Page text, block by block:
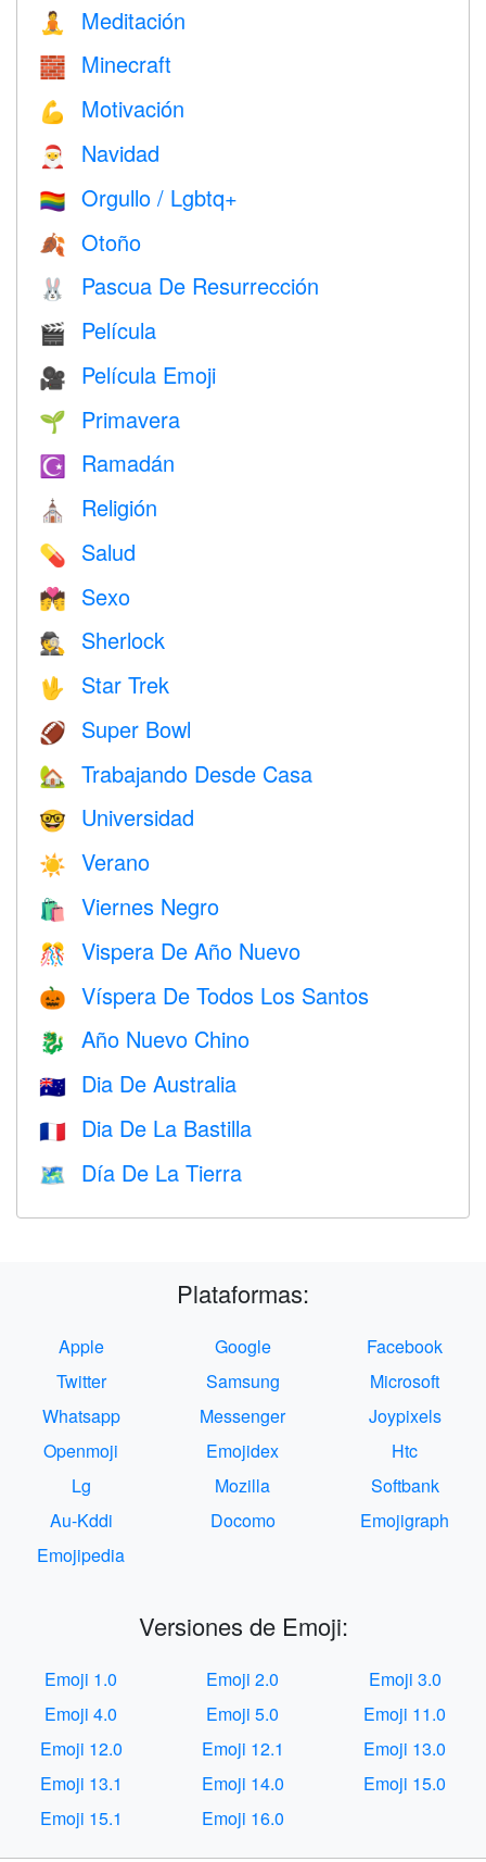
🧘 Meditación
🧱 Minecraft
💪 Motivación
🎅 Navidad
🏳️‍🌈 Orgullo / Lgbtq+
🍂 Otoño
🐰 Pascua De Resurrección
🎬 Película
🎥 Película Emoji
🌱 Primavera
☪️ Ramadán
⛪️ Religión
💊 Salud
💏 Sexo
🕵️ Sherlock
🖖 Star Trek
🏈 Super Bowl
🏡 Trabajando Desde Casa
🤓 Universidad
☀️ Verano
🛍 Viernes Negro
🎊 Vispera De Año Nuevo
🎃 Víspera De Todos Los Santos
🐉 Año Nuevo Chino
🇦🇺 Dia De Australia
🇫🇷 Dia De La Bastilla
🗺️ Día De La Tierra
Plataformas:
Apple Google
Facebook
Twitter
Samsung
Microsoft
Whatsapp
Messenger
Joypixels
Openmoji
Emojidex
Htc
Lg
Mozilla
Softbank
Au-Kddi
Docomo
Emojigraph
Emojipedia
Versiones de Emoji:
Emoji 1.0 Emoji 2.0
Emoji 3.0
Emoji 4.0
Emoji 5.0
Emoji 11.0
Emoji 12.0
Emoji 12.1
Emoji 13.0
Emoji 13.1
Emoji 14.0
Emoji 15.0
Emoji 15.1
Emoji 16.0